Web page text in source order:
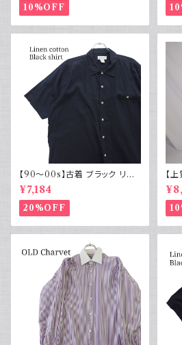
10%OFF
【90～00s】古着 ブラック リネ
ンコットンシャツ 黒 ボックスシ
ルエット
¥7,184
20%OFF
【
コ